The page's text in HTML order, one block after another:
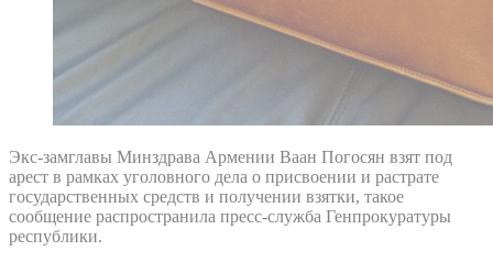
Экс-замглавы Минздрава Армении Ваан Погосян взят под
арест в рамках уголовного дела о присвоении и растрате
государственных средств и получении взятки, такое
сообщение распространила пресс-служба Генпрокуратуры
республики.